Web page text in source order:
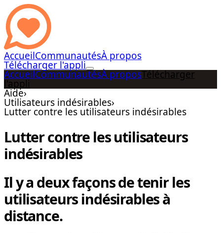
AccueilCommunautésÀ propos
Télécharger l'appli
AccueilCommunautésÀ proposTélécharger
l'appli
Aide›
Utilisateurs indésirables›
Lutter contre les utilisateurs indésirables
Lutter contre les utilisateurs
indésirables
Il y a deux façons de tenir les
utilisateurs indésirables à
distance.